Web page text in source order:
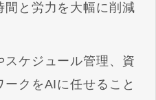
と労力を大幅に削減
ケジュール管理、資
クをAIに任せること